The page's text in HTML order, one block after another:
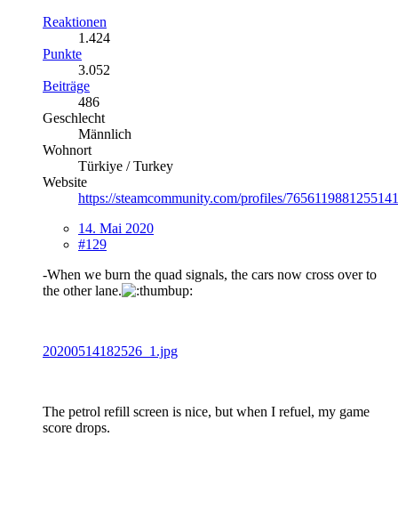
Reaktionen
1.424
Punkte
3.052
Beiträge
486
Geschlecht
Männlich
Wohnort
Türkiye / Turkey
Website
https://steamcommunity.com/profiles/
14. Mai 2020
#129
-When we burn the quad signals, the cars now cross over to
the other lane.
20200514182526_1.jpg
The petrol refill screen is nice, but when I refuel, my game
score drops.